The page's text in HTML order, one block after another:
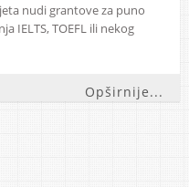
nudi grantove za puno
IELTS, TOEFL ili nekog
Opširnije...